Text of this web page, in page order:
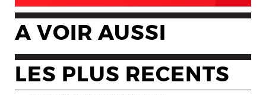
A VOIR AUSSI
LES PLUS RECENTS